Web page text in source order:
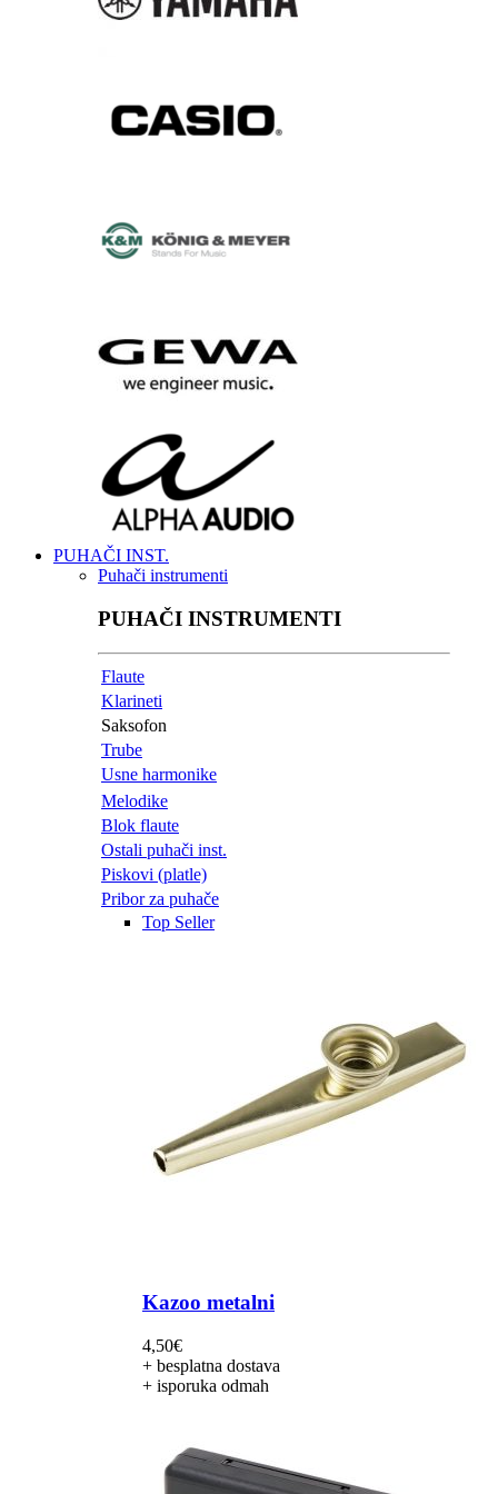
PUHAČI INST.
Puhači instrumenti
PUHAČI INSTRUMENTI
Flaute
Klarineti
Saksofon
Trube
Usne harmonike
Melodike
Blok flaute
Ostali puhači inst.
Piskovi (platle)
Pribor za puhače
Top Seller
Kazoo metalni
4,50€
+ besplatna dostava
+ isporuka odmah